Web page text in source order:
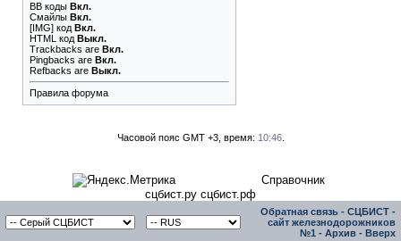
BB коды Вкл.
Смайлы Вкл.
[IMG] код Вкл.
HTML код Выкл.
Trackbacks are Вкл.
Pingbacks are Вкл.
Refbacks are Выкл.
Правила форума
Часовой пояс GMT +3, время: 10:46.
Справочник
сцбист.ру сцбист.рф
Обратная связь - СЦБИСТ -
сайт железнодорожников
№1 - Архив - Вверх